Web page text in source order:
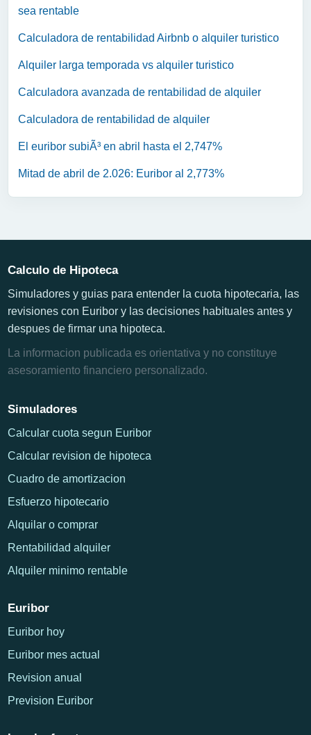
sea rentable
Calculadora de rentabilidad Airbnb o alquiler turistico
Alquiler larga temporada vs alquiler turistico
Calculadora avanzada de rentabilidad de alquiler
Calculadora de rentabilidad de alquiler
El euribor subiÃ³ en abril hasta el 2,747%
Mitad de abril de 2.026: Euribor al 2,773%
Calculo de Hipoteca
Simuladores y guias para entender la cuota hipotecaria, las
revisiones con Euribor y las decisiones habituales antes y
despues de firmar una hipoteca.
La informacion publicada es orientativa y no constituye
asesoramiento financiero personalizado.
Simuladores
Calcular cuota segun Euribor
Calcular revision de hipoteca
Cuadro de amortizacion
Esfuerzo hipotecario
Alquilar o comprar
Rentabilidad alquiler
Alquiler minimo rentable
Euribor
Euribor hoy
Euribor mes actual
Revision anual
Prevision Euribor